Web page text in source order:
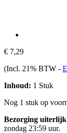
€ 7,29
(Incl. 21% BTW -
Inhoud: 1 Stuk
Nog 1 stuk op
Bezorging uiterlijk
zondag 23:59 uur.